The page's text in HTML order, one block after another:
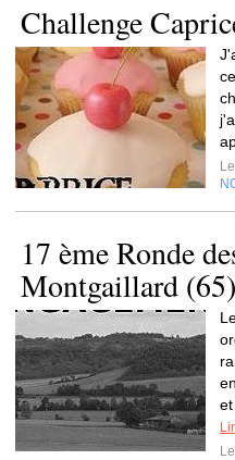
Challenge
17 ème Ronde
Montgaillard
et